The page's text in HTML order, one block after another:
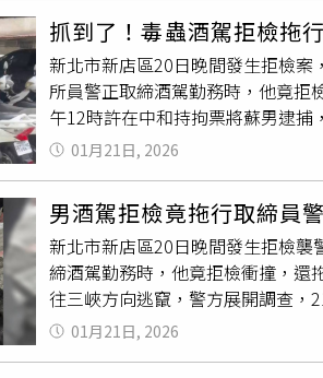
暈。負責人立刻報警，警消接獲
員工為求保險，事後自行前往醫院
驗，偽鈔上的粉末證實為麻黃鹼。
他命的關鍵原料，若誤用或過量接
疑慮後恢復營業。然而，類似事件
鈔。不同於首起案件，這批鈔票上並
共場所撿獲掉落物時應保持警覺
前該間艾伯森超市負責人表示，正
向偽造貨幣與非法散佈危險物質的
劇或犯罪行為。
抓到了！毒蟲酒駕拒檢拖
新北市新店區20日晚間發生拒檢
所員警正取締酒駕勤務時，他竟拒
午12時許在中和持拘票將蘇男逮
和、車子路口前100公尺處執行盤
男害怕自己酒駕犯行曝光，竟不
朝車輛連開兩槍試圖制止，蘇男
部擦挫傷，所幸救治後均無生命危
定接應車輛，由副分局長曾柏仲帶
79.7公克)、安非他命5包(總毛重
包(毛重1.2公克)、電子磅秤及手機
日中午12時許持拘票在中和逮捕蘇
煙彈等證物，全案依毒品、公共
01月21日, 2026
男酒駕拒檢竟拖行取締員
新北市新店區20日晚間發生拒檢
締酒駕勤務時，他竟拒檢衝撞，還
往三峽方向逃竄，警方展開調查，
許，安康派出所副所長率員於祥和
求他停車受檢。蘇男害怕自己酒
01月21日, 2026